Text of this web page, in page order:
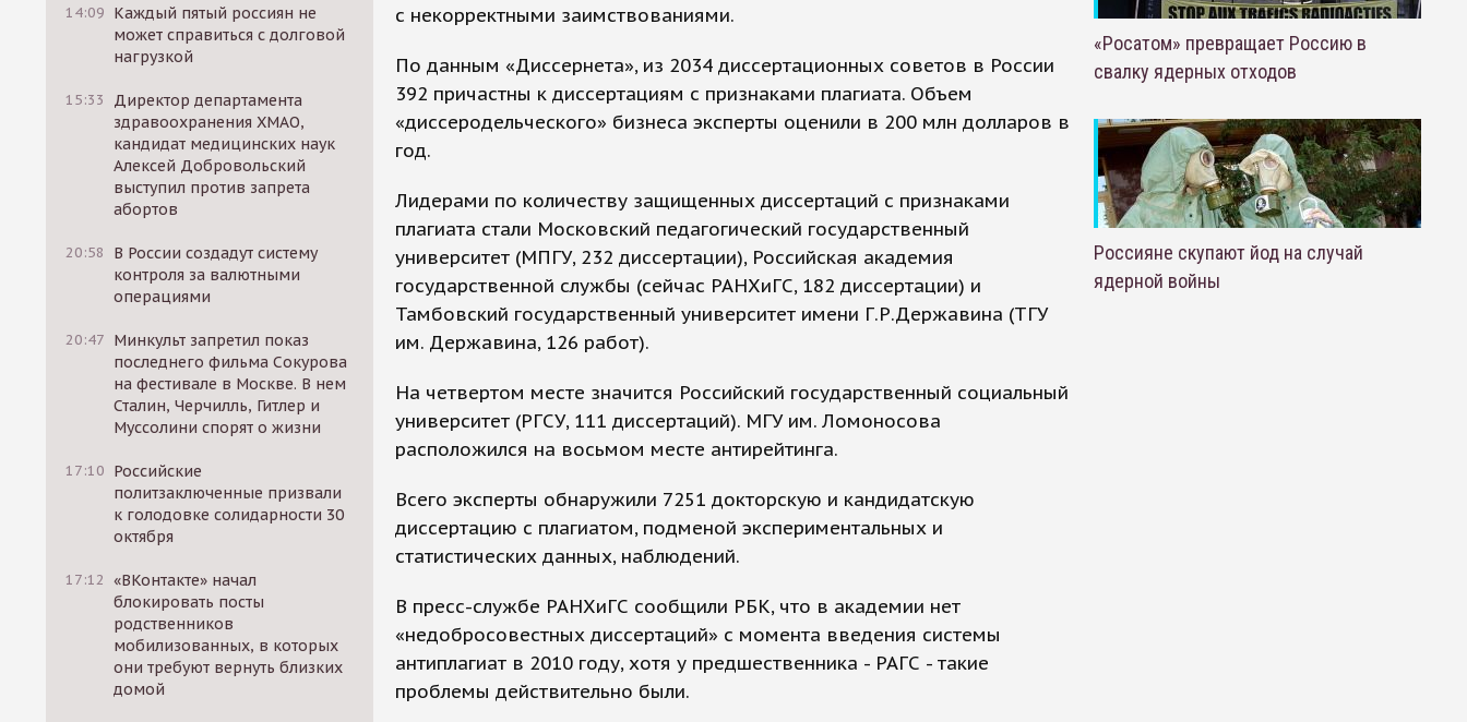
14:09 Каждый пятый россиян не
может справиться с долговой
нагрузкой
15:33
Директор департамента
здравоохранения ХМАО,
кандидат медицинских наук
Алексей Добровольский
выступил против запрета
абортов
20:58
В России создадут систему
контроля за валютными
операциями
20:47 Минкульт запретил показ
последнего фильма Сокурова
на фестивале в Москве. В нем
Сталин, Черчилль, Гитлер и
Муссолини спорят о жизни
17:10 Российские
политзаключенные призвали
к голодовке солидарности 30
октября
17:12 «ВКонтакте» начал
блокировать посты
родственников
мобилизованных, в которых
они требуют вернуть близких
домой
с некорректными заимствованиями.
По данным «Диссернета», из 2034 диссертационных советов в России
392 причастны к диссертациям с признаками плагиата. Объем
«диссеродельческого» бизнеса эксперты оценили в 200 млн долларов в
год.
Лидерами по количеству защищенных диссертаций с признаками
плагиата стали Московский педагогический государственный
университет (МПГУ, 232 диссертации), Российская академия
государственной службы (сейчас РАНХиГС, 182 диссертации) и
Тамбовский государственный университет имени Г.Р.Державина (ТГУ
им. Державина, 126 работ).
На четвертом месте значится Российский государственный социальный
университет (РГСУ, 111 диссертаций). МГУ им. Ломоносова
расположился на восьмом месте антирейтинга.
Всего эксперты обнаружили 7251 докторскую и кандидатскую
диссертацию с плагиатом, подменой экспериментальных и
статистических данных, наблюдений.
В пресс-службе ​РАНХиГС ​сообщили РБК, что в академии нет
«недобросовестных диссертаций» с момента введения системы
антиплагиат в 2010 году, хотя у предшественника - РАГС - такие
проблемы действительно были.
«Росатом» превращает Россию в
свалку ядерных отходов
Россияне скупают йод на случай
ядерной войны